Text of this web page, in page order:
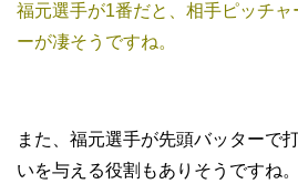
福元選手が1番だと、相手ピッチ
ーが凄そうですね。
また、福元選手が先頭バッターで
いを与える役割もありそうですね。